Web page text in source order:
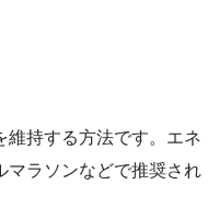
維持する方法です。エネ
マラソンなどで推奨され